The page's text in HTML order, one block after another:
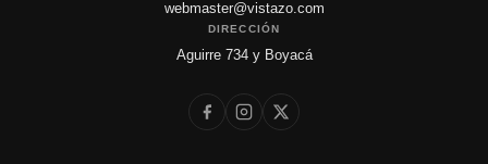
webmaster@vistazo.com
DIRECCIÓN
Aguirre 734 y Boyacá